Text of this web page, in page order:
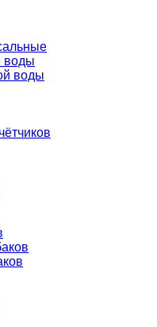
воды
воды